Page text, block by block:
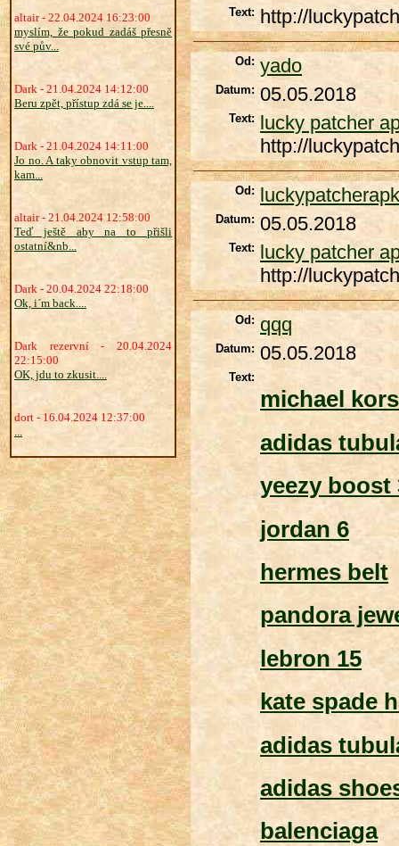
altair - 22.04.2024 16:23:00
myslím, že pokud zadáš přesně
své pův...
Dark - 21.04.2024 14:12:00
Beru zpět, přístup zdá se je....
Dark - 21.04.2024 14:11:00
Jo no. A taky obnovit vstup tam,
kam...
altair - 21.04.2024 12:58:00
Teď ještě aby na to přišli
ostatní&nb...
Dark - 20.04.2024 22:18:00
Ok, i´m back....
Dark rezervní - 20.04.2024
22:15:00
OK, jdu to zkusit....
dort - 16.04.2024 12:37:00
...
Text: http://
Od: yado
Datum: 05.05.2018
Text: lucky patcher
http://
Od:
Datum: 05.05.2018
Text: lucky patcher
http://
Od: qqq
Datum: 05.05.2018
Text:
michael
adidas
yeezy boost
jordan 6
hermes belt
pandora
lebron 15
kate spade
adidas
adidas
balenciaga